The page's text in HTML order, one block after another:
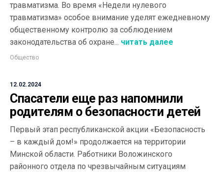
травматизма. Во время «Недели нулевого
травматизма» особое внимание уделят ежедневному
общественному контролю за соблюдением
законодательства об охране... читать далее
Общество
12.02.2024
Спасатели еще раз напомнили
родителям о безопасности детей
Первый этап республиканской акции «Безопасность
– в каждый дом!» продолжается на территории
Минской области. Работники Воложинского
районного отдела по чрезвычайным ситуациям